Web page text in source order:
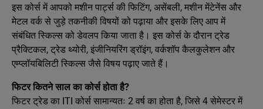
इस कोर्स में आपको मशीन पार्ट्स की फिटिंग, असेंबली, मशीन मेंटेनेंस और
मेटल वर्क से जुड़े तकनीकी विषयों को पढ़ाया और इसके लिए आप में
संबंधित स्किल्स को डेवलप किया जाता है। इस कोर्स के दौरान ट्रेड
प्रैक्टिकल, ट्रेड थ्योरी, इंजीनियरिंग ड्रॉइंग, वर्कशॉप कैलकुलेशन और
एम्प्लॉयबिलिटी स्किल्स जैसे विषय पढ़ाए जाते हैं।
फिटर कितने साल का कोर्स होता है?
फिटर ट्रेड का ITI कोर्स सामान्यतः 2 वर्ष का होता है, जिसे 4 सेमेस्टर में